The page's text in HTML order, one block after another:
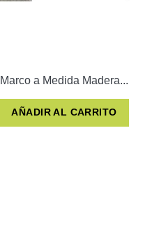
Marco a Medida Madera...
AÑADIR AL CARRITO